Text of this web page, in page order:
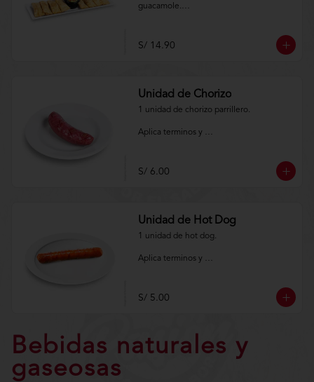
guacamole.
condiciones.https://www.lenaycarbon.co
m/TYCGenerales
S/ 14.90
Unidad de Chorizo
1 unidad de chorizo parrillero.
Aplica terminos y
S/ 6.00
Unidad de Hot Dog
1 unidad de hot dog.
Aplica terminos y
S/ 5.00
Bebidas naturales y
gaseosas